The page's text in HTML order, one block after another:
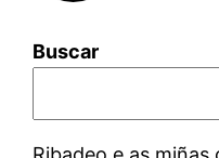
Buscar